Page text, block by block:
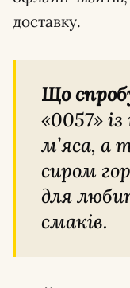
доставку.
Що
«0057»
м’яса, а
сиром
для
смаків.